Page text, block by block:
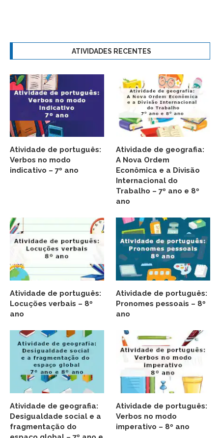
ATIVIDADES RECENTES
Atividade de português:
Verbos no modo
indicativo – 7º ano
Atividade de geografia:
A Nova Ordem
Econômica e a Divisão
Internacional do
Trabalho – 7º ano e 8º
ano
Atividade de português:
Locuções verbais – 8º
ano
Atividade de português:
Pronomes pessoais – 8º
ano
Atividade de geografia:
Desigualdade social e a
fragmentação do
Atividade de português:
Verbos no modo
imperativo – 8º ano